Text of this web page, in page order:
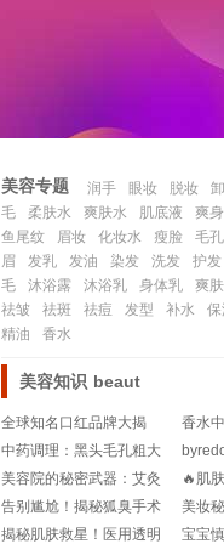
美容专题 润手 眼妆 脱妆
毛
柔肤水 爽肤水 肌底液 爽
鱼尾纹
眉妆 化妆水 瘦脸 毛
眉
发乳 发油 染发 洗发 护发
毛
沐浴露 沐浴乳 身体乳 爽肤
祛皱
祛斑 祛痘 发型 补水 保
精油
香水
美容知识 beaut
全球知名口红品牌大揭
秘：色彩与魅力的交织
香水
的风
中药调理：黑头毛孔粗大
的绿色疗法
露，
美容院的秘密武器：艾灸
图鉴，带你领略古老疗法
的美颜魔法!
🔥肌
法来
用吗
告别尴尬！揭秘狐臭手术
的最佳年龄与时机🔍
美妆
日常
揭秘肌肤救星！医用透明
宝宝